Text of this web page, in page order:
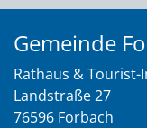
Gemeinde
Rathaus & Tourist-
Landstraße 27
76596 Forbach